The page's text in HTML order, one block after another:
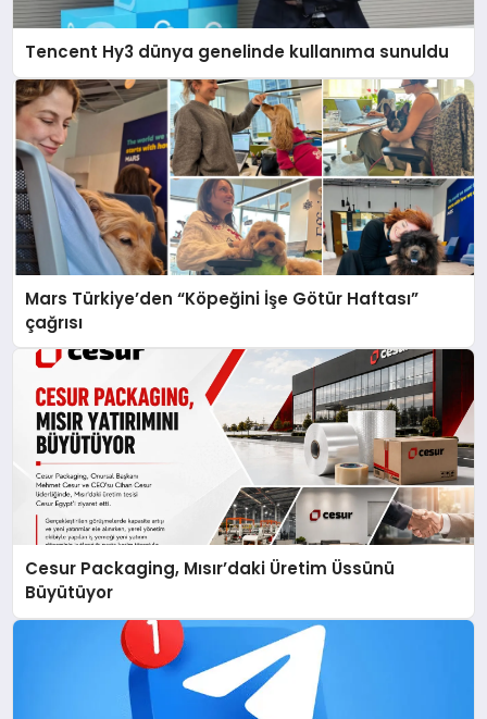
Tencent Hy3 dünya genelinde kullanıma sunuldu
Mars Türkiye’den “Köpeğini İşe Götür Haftası”
çağrısı
Cesur Packaging, Mısır’daki Üretim Üssünü
Büyütüyor